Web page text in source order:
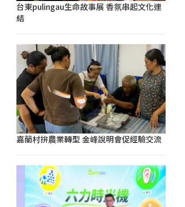
台東pulingau生命故事展 香氛串起文化連
結
嘉蘭村拚農業轉型 金峰說明會促經驗交流